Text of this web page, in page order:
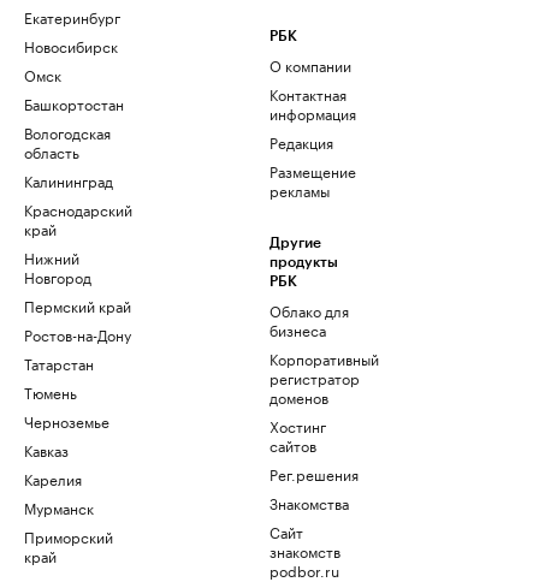
Екатеринбург
Новосибирск
Омск
Башкортостан
Вологодская
область
Калининград
Краснодарский
край
Нижний
Новгород
Пермский край
Ростов-на-Дону
Татарстан
Тюмень
Черноземье
Кавказ
Карелия
Мурманск
Приморский
край
РБК
О компании
Контактная
информация
Редакция
Размещение
рекламы
Другие
продукты
РБК
Облако для
бизнеса
Корпоративный
регистратор
доменов
Хостинг
сайтов
Рег.решения
Знакомства
Сайт
знакомств
podbor.ru